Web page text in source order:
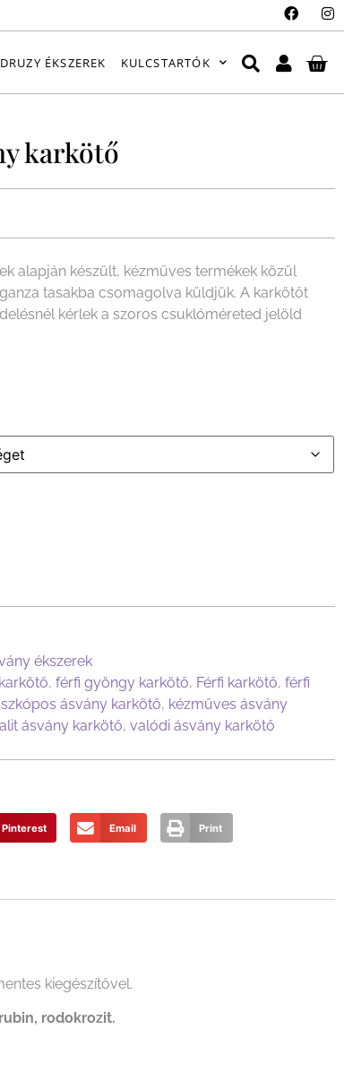
DRUZY ÉKSZEREK KULCSTARTÓK
karkötő
alapján készült, kézműves termékek közül
tasakba csomagolva küldjük. A karkötőt
kérlek a szoros csuklóméreted jelöld
ékszerek
, férfi gyöngy karkötő, Férfi karkötő, férfi
ásvány karkötő, kézműves ásvány
ásvány karkötő, valódi ásvány karkötő
Pinterest Email Print
kiegészítővel.
rodokrozit.